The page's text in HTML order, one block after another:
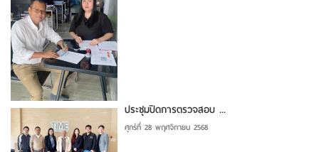
ประชุมปิดการตรวจสอบ ...
ศุกร์ที่ 28 พฤศจิกายน 2568